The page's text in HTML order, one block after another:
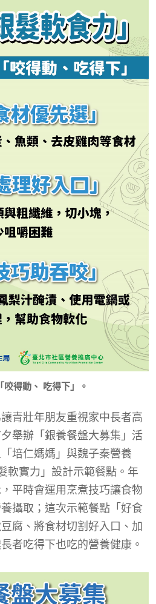
「咬得動、 吃得下」。
青壯年朋友重視家中長者高
舉辦「銀養餐盤大募集」活
培仁媽媽」與魏子秦營養
軟實力」設計示範餐點。年
平時會運用烹煮技巧讓食物
攝取；這次示範餐點「好食
腐、將食材切割好入口、加
者吃得下也吃的營養健康。